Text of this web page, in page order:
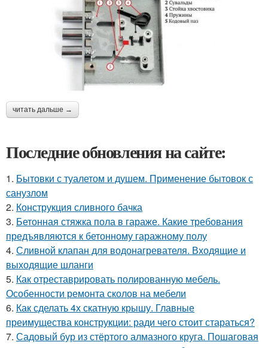
читать дальше →
Последние обновления на сайте:
1. Бытовки с туалетом и душем. Применение бытовок с
санузлом
2. Конструкция сливного бачка
3. Бетонная стяжка пола в гараже. Какие требования
предъявляются к бетонному гаражному полу
4. Сливной клапан для водонагревателя. Входящие и
выходящие шланги
5. Как отреставрировать полированную мебель.
Особенности ремонта сколов на мебели
6. Как сделать 4х скатную крышу. Главные
преимущества конструкции: ради чего стоит стараться?
7. Садовый бур из стёртого алмазного круга. Пошаговая